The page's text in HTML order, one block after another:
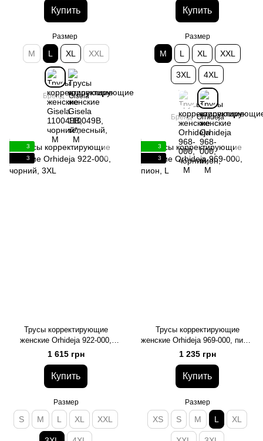
Купить
Размер
M L XL XXL
Бренд Gisela
Купить
Размер
M L XL XXL
3XL 4XL
Бренд Orhideja
3
3
Трусы корректирующие
женские Orhideja 922-000,
чорний, 3XL
1 615 грн
Купить
Размер
S M L XL XXL
3
3
Трусы корректирующие
женские Orhideja 969-000, пион,
L
1 235 грн
Купить
Размер
XS S M L XL